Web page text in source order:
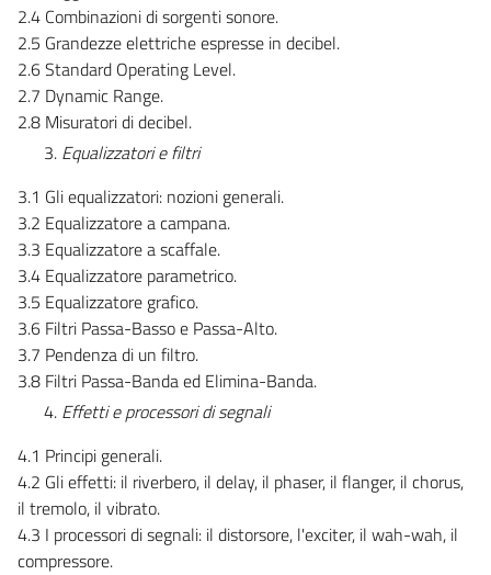
2.4 Combinazioni di sorgenti sonore.
2.5 Grandezze elettriche espresse in decibel.
2.6 Standard Operating Level.
2.7 Dynamic Range.
2.8 Misuratori di decibel.
Equalizzatori e filtri
3.1 Gli equalizzatori: nozioni generali.
3.2 Equalizzatore a campana.
3.3 Equalizzatore a scaffale.
3.4 Equalizzatore parametrico.
3.5 Equalizzatore grafico.
3.6 Filtri Passa-Basso e Passa-Alto.
3.7 Pendenza di un filtro.
3.8 Filtri Passa-Banda ed Elimina-Banda.
Effetti e processori di segnali
4.1 Principi generali.
4.2 Gli effetti: il riverbero, il delay, il phaser, il flanger, il chorus,
il tremolo, il vibrato.
4.3 I processori di segnali: il distorsore, l'exciter, il wah-wah, il
compressore.